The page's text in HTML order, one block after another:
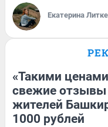
Екатерина
«Такими
свежие отзывы
жителей
1000 рублей